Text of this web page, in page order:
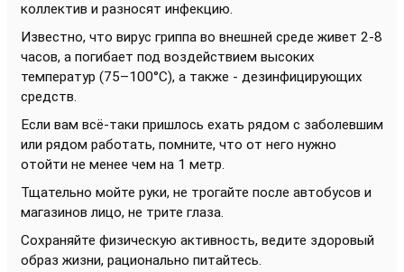
коллектив и разносят инфекцию.
Известно, что вирус гриппа во внешней среде живет 2-8
часов, а погибает под воздействием высоких
температур (75–100°С), а также - дезинфицирующих
средств.
Если вам всё-таки пришлось ехать рядом с заболевшим
или рядом работать, помните, что от него нужно
отойти не менее чем на 1 метр.
Тщательно мойте руки, не трогайте после автобусов и
магазинов лицо, не трите глаза.
Сохраняйте физическую активность, ведите здоровый
образ жизни, рационально питайтесь.